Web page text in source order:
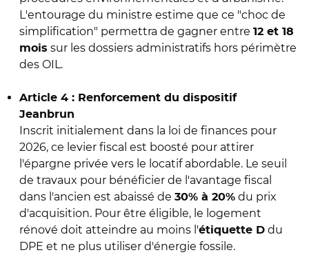
L'entourage du ministre estime que ce "choc de
simplification" permettra de gagner entre 12 et 18
mois sur les dossiers administratifs hors périmètre
des OIL.
Article 4 : Renforcement du dispositif
Jeanbrun
Inscrit initialement dans la loi de finances pour
2026, ce levier fiscal est boosté pour attirer
l'épargne privée vers le locatif abordable. Le seuil
de travaux pour bénéficier de l'avantage fiscal
dans l'ancien est abaissé de 30% à 20% du prix
d'acquisition. Pour être éligible, le logement
rénové doit atteindre au moins l'étiquette D du
DPE et ne plus utiliser d'énergie fossile.